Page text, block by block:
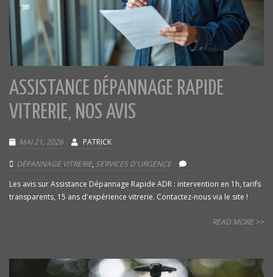
ASSISTANCE DÉPANNAGE RAPIDE
VITRERIE, NOS AVIS
MAI 21, 2026 PATRICK
DÉPANNAGE VITRERIE, SERVICES D'URGENCE
Les avis sur Assistance Dépannage Rapide ADR : intervention en 1h, tarifs
transparents, 15 ans d'expérience vitrerie. Contactez-nous via le site !
READ MORE >>